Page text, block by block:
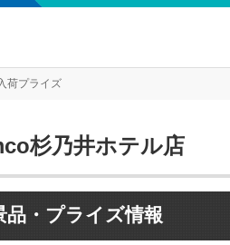
荷プライズ
杉乃井ホテル店
品・プライズ情報